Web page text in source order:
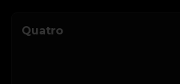
Quatro